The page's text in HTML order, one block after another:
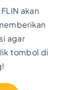
akan
agar
tombol di